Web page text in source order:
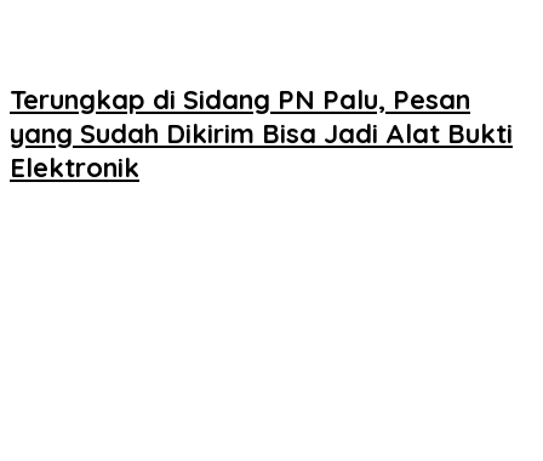
Terungkap di Sidang PN Palu, Pesan
yang Sudah Dikirim Bisa Jadi Alat Bukti
Elektronik